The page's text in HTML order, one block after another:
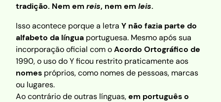
tradição. Nem em reis, nem em leis.
Isso acontece porque a letra Y não fazia parte do
alfabeto da língua portuguesa. Mesmo após sua
incorporação oficial com oAcordo Ortográfico de
1990, o uso do Y ficou restrito praticamente aos
nomes próprios, como nomes de pessoas, marcas
ou lugares.
Ao contrário de outras línguas,em português o